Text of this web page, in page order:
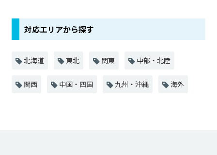
対応エリアから探す
北海道 東北 関東 中部・北陸
関西 中国・四国 九州・沖縄 海外